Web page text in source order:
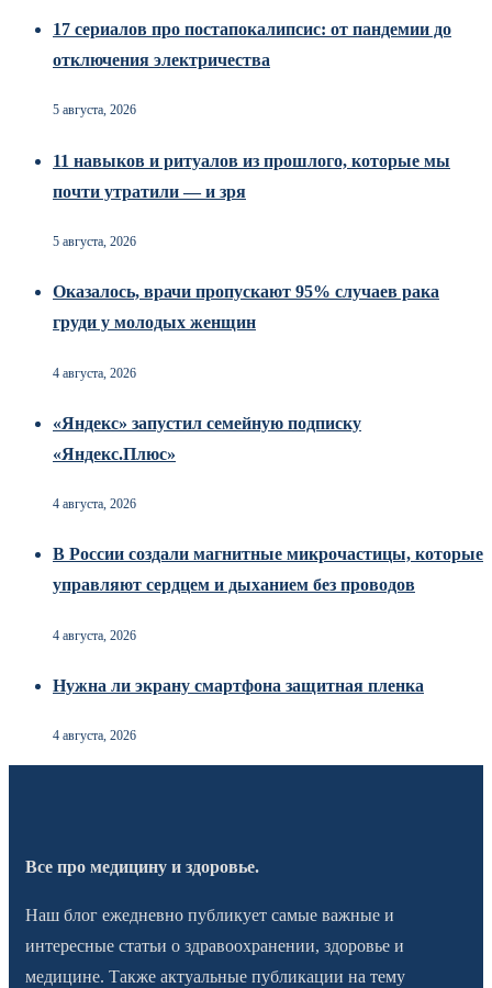
17 сериалов про постапокалипсис: от пандемии до
отключения электричества
5 августа, 2026
11 навыков и ритуалов из прошлого, которые мы
почти утратили — и зря
5 августа, 2026
Оказалось, врачи пропускают 95% случаев рака
груди у молодых женщин
4 августа, 2026
«Яндекс» запустил семейную подписку
«Яндекс.Плюс»
4 августа, 2026
В России создали магнитные микрочастицы, которые
управляют сердцем и дыханием без проводов
4 августа, 2026
Нужна ли экрану смартфона защитная пленка
4 августа, 2026
Все про медицину и здоровье.
Наш блог ежедневно публикует самые важные и
интересные статьи о здравоохранении, здоровье и
медицине. Также актуальные публикации на тему